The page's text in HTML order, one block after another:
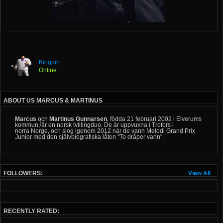
Kingpin
Online
ABOUT US MARCUS & MARTINUS
Marcus och Martinus Gunnarsen, födda21 februari 2002 i Elverums
kommun,[är ennorsk tvillingduo. De är uppvuxna iTrofors i
norra Norge, och slog igenom 2012 när de vann Melodi Grand Prix
Junior med den självbiografiska låten "To dråper vann".
View All
FOLLOWERS:
RECENTLY RATED: